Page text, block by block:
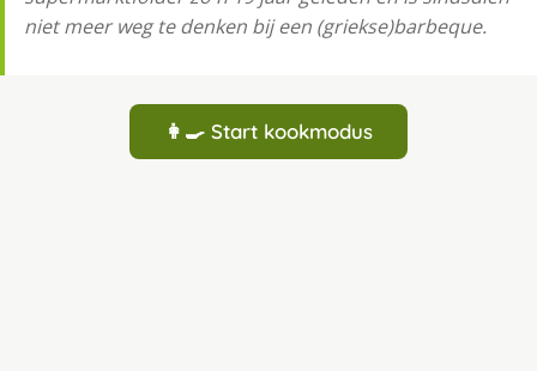
niet meer weg te denken bij een (griekse)barbeque.
👩‍🍳 Start kookmodus